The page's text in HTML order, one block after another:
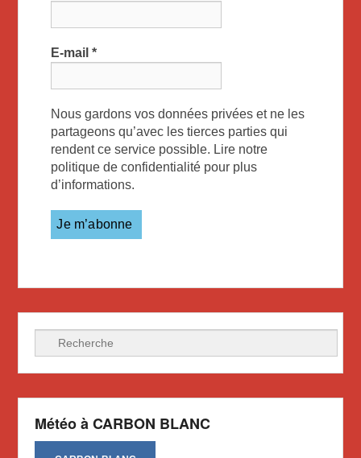
E-mail*
Nous gardons vos données privées et ne les
partageons qu’avec les tierces parties qui
rendent ce service possible. Lire notre
politique de confidentialité pour plus
d’informations.
Recherche
Météo à CARBON BLANC